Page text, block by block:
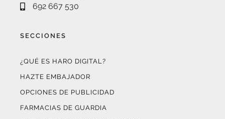
692 667 530
SECCIONES
¿QUÉ ES HARO DIGITAL?
HAZTE EMBAJADOR
OPCIONES DE PUBLICIDAD
FARMACIAS DE GUARDIA